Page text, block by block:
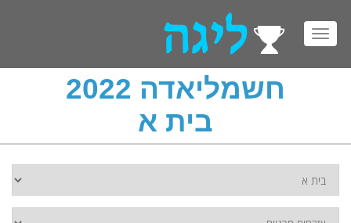
חשמליאדה 2022
בית א